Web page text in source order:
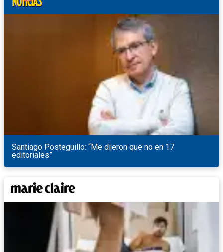
Santiago Posteguillo: “Me dijeron que no en 17
editoriales”